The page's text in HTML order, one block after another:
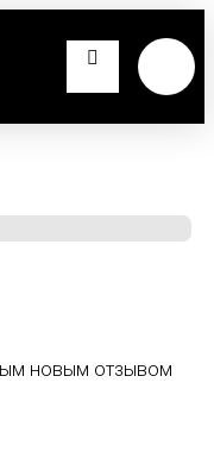
новым отзывом